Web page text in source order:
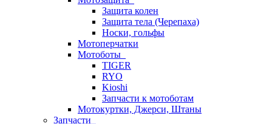
Защита колен
Защита тела (Черепаха)
Носки, гольфы
Мотоперчатки
Мотоботы
TIGER
RYO
Kioshi
Запчасти к мотоботам
Мотокуртки, Джерси, Штаны
Запчасти